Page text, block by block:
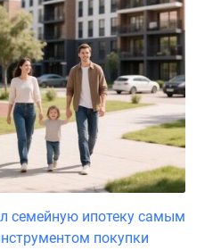
семейную ипотеку самым
покупки